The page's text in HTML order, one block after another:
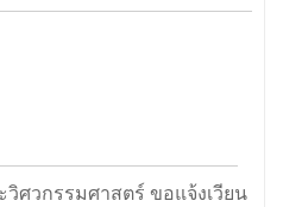
ศวกรรมศาสตร์ ขอแจ้งเวียน